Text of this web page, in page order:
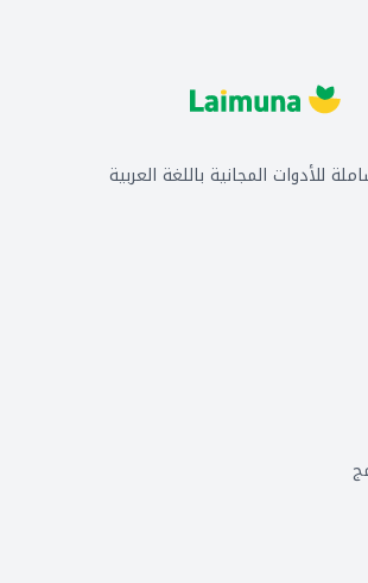
للأدوات المجانية باللغة العربية